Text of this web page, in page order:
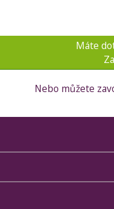
Máte
Nebo můžete